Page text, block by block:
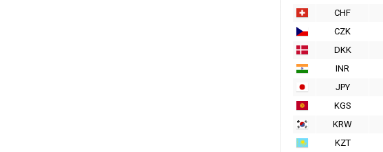
CHF
CZK
DKK
INR
JPY
KGS
KRW
KZT